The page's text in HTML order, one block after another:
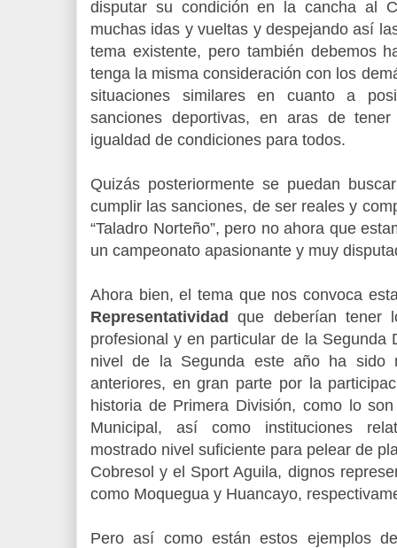
disputar su condición en la cancha al
muchas idas y vueltas y despejando así
tema existente, pero también debemos
tenga la misma consideración con los
situaciones similares en cuanto a
sanciones deportivas, en aras de
igualdad de condiciones para todos.
Quizás posteriormente se puedan
cumplir las sanciones, de ser reales y
“Taladro Norteño”, pero no ahora que
un campeonato apasionante y muy
Ahora bien, el tema que nos convoca
Representatividad que deberían tener
profesional y en particular de la Segunda
nivel de la Segunda este año ha sido
anteriores, en gran parte por la
historia de Primera División, como lo
Municipal, así como instituciones
mostrado nivel suficiente para pelear de
Cobresol y el Sport Aguila, dignos
como Moquegua y Huancayo,
Pero así como están estos ejemplos